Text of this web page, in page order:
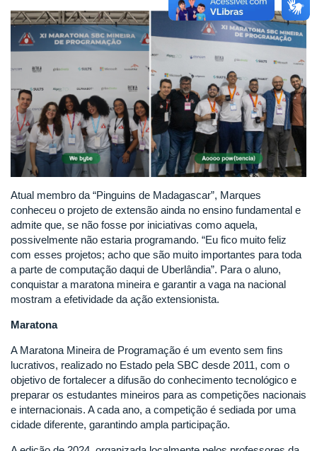
Atual membro da “Pinguins de Madagascar”, Marques
conheceu o projeto de extensão ainda no ensino fundamental e
admite que, se não fosse por iniciativas como aquela,
possivelmente não estaria programando. “Eu fico muito feliz
com esses projetos; acho que são muito importantes para toda
a parte de computação daqui de Uberlândia”. Para o aluno,
conquistar a maratona mineira e garantir a vaga na nacional
mostram a efetividade da ação extensionista.
Maratona
A Maratona Mineira de Programação é um evento sem fins
lucrativos, realizado no Estado pela SBC desde 2011, com o
objetivo de fortalecer a difusão do conhecimento tecnológico e
preparar os estudantes mineiros para as competições nacionais
e internacionais. A cada ano, a competição é sediada por uma
cidade diferente, garantindo ampla participação.